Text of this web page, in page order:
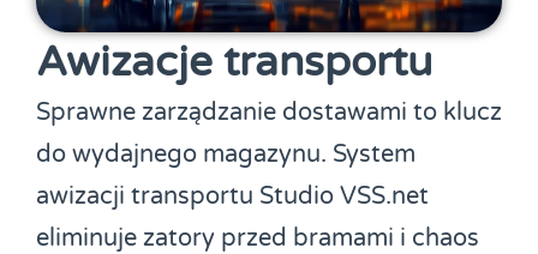
Awizacje transportu
Sprawne zarządzanie dostawami to klucz
do wydajnego magazynu. System
awizacji transportu Studio VSS.net
eliminuje zatory przed bramami i chaos